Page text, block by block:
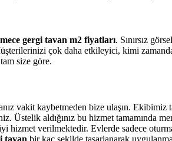
gergi tavan m2 fiyatları. Sınırsız
çok daha etkileyici, kimi
size göre.
vakit kaybetmeden bize ulaşın.
aldığınız bu hizmet tamamında
verilmektedir. Evlerde sadece
tavan bir kaç şekilde tasarlanarak